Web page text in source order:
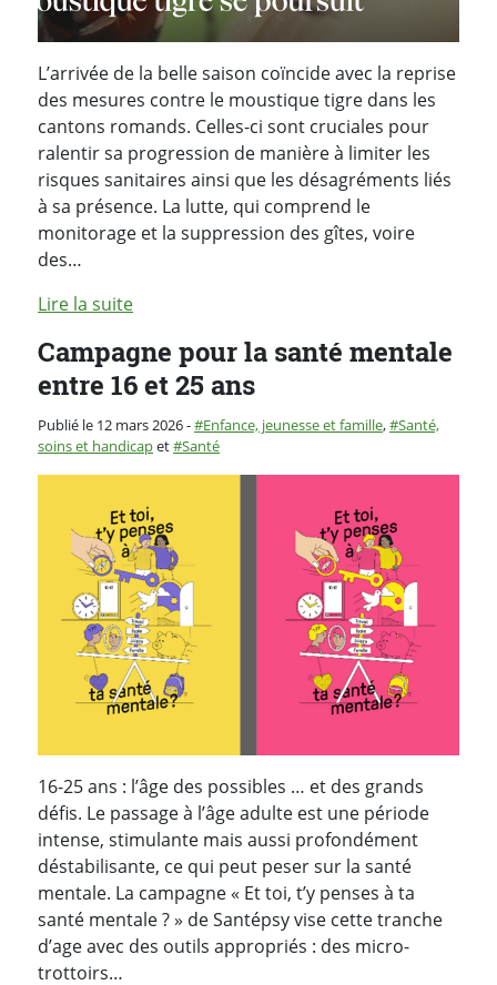
L’arrivée de la belle saison coïncide avec la reprise
des mesures contre le moustique tigre dans les
cantons romands. Celles-ci sont cruciales pour
ralentir sa progression de manière à limiter les
risques sanitaires ainsi que les désagréments liés
à sa présence. La lutte, qui comprend le
monitorage et la suppression des gîtes, voire
des…
Lire la suite
Campagne pour la santé mentale
entre 16 et 25 ans
Publié le 12 mars 2026-Catégorie :
Enfance, jeunesse et famille,
Santé,
soins et handicapet Santé
16-25 ans : l’âge des possibles … et des grands
défis. Le passage à l’âge adulte est une période
intense, stimulante mais aussi profondément
déstabilisante, ce qui peut peser sur la santé
mentale. La campagne « Et toi, t’y penses à ta
santé mentale ? » de Santépsy vise cette tranche
d’age avec des outils appropriés : des micro-
trottoirs…